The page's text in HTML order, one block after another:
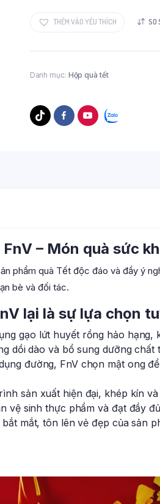
gạo
chó
FnV
-
Vị
THÊM VÀO YÊU THÍCH SO
Danh mục: Hộp quà tết
– Món quà sức
phẩm quà Tết độc đáo và đầy ý
bè và đối tác.
lại là sự lựa chọn
gạo lứt huyết rồng hảo
dồi dào và bổ sung dưỡng chất
đường, FnV chọn mật ong
sản xuất hiện đại, khép kín
vệ sinh thực phẩm và đạt đầy
mắt, tôn lên vẻ đẹp của sản